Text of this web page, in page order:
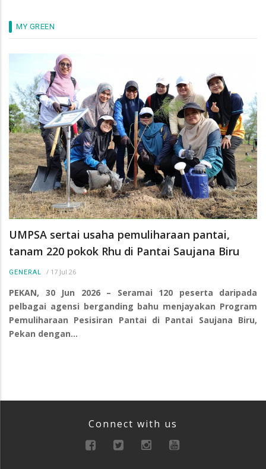
MY GREEN
UMPSA sertai usaha pemuliharaan pantai,
tanam 220 pokok Rhu di Pantai Saujana Biru
GENERAL / 17 Jul 26
PEKAN, 30 Jun 2026 – Seramai 120 peserta daripada
pelbagai agensi berganding bahu menjayakan Program
Pemuliharaan Pesisiran Pantai di Pantai Saujana Biru,
Pekan dengan…
Connect with us